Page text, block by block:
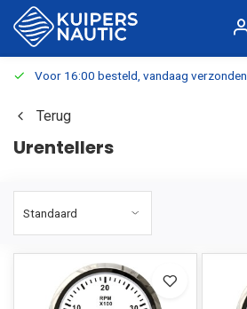
Voor 16:00 besteld, vandaag verzonden
Terug
Urentellers